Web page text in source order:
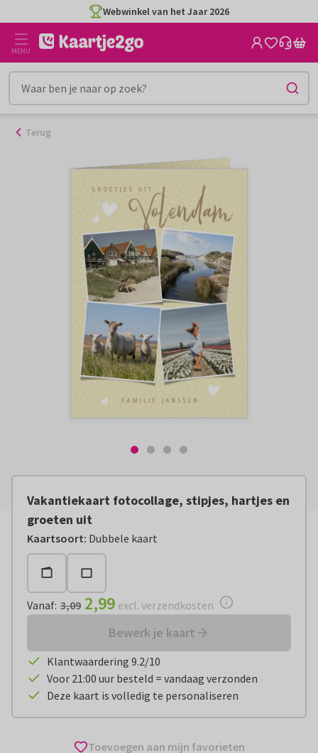
naar
inhoud
Webwinkel van het Jaar 2026
MENU
Terug
Vakantiekaart fotocollage, stipjes, hartjes en
groeten uit
Kaartsoort: Dubbele kaart
Vanaf: € 2,99 excl. verzendkosten
Vanaf: 3,09 2,99 excl. verzendkosten
Bewerk je kaart
Klantwaardering 9.2/10
Voor 21:00 uur besteld = vandaag verzonden
Deze kaart is volledig te personaliseren
Toevoegen aan mijn favorieten